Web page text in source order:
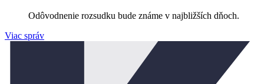
Odôvodnenie rozsudku bude známe v najbližších dňoch.
Viac správ